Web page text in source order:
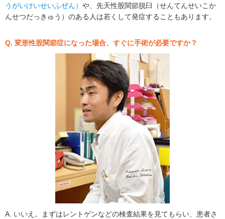
うがいけいせいふぜん） や、先天性股関節脱臼（せんてんせいこか
んせつだっきゅう）のある人は若くして発症することもあります。
Q. 変形性股関節症になった場合、すぐに手術が必要ですか？
A. いいえ。まずはレントゲンなどの検査結果を見てもらい、患者さ